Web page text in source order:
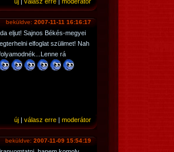
beküldve: 2007-11-11 16:16:17
eljut! Sajnos Békés-megyei
elfoglat szülimet! Nah
rá
új | válasz erre | moderátor
beküldve: 2007-11-09 15:54:19